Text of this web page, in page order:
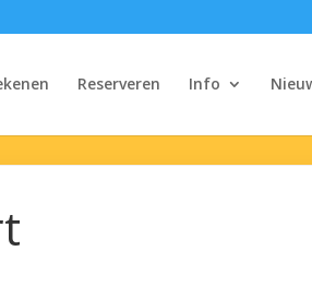
Reserveren Info